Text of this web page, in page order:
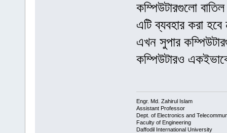
কম্পিউটারগুলো
এটি ব্যবহার করা
এখন সুপার
কম্পিউটারও
Engr. Md. Zahirul Islam
Assistant Professor
Dept. of Electronics and
Faculty of Engineering
Daffodil International University